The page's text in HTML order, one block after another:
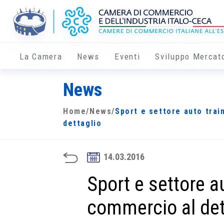
La Camera News Eventi Sviluppo
News
Home/ News/Sport e settore auto
dettaglio
14.03.2016
Sport e settore
commercio al